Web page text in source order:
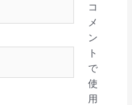
コ
メ
ン
ト
で
使
用